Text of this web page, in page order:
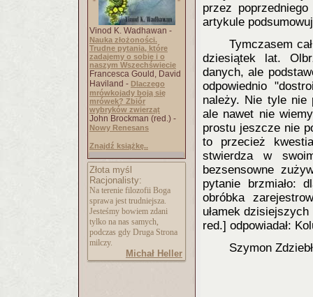
Vinod K. Wadhawan -
Nauka złożoności.
Trudne pytania, które
zadajemy o sobie i o
naszym Wszechświecie
Francesca Gould, David
Haviland - Dlaczego
mrówkojady boją się
mrówek? Zbiór
wybryków zwierząt
John Brockman (red.) -
Nowy Renesans
Znajdź książkę..
Złota myśl
Racjonalisty:
Na terenie filozofii Boga
sprawa jest trudniejsza.
Jesteśmy bowiem zdani
tylko na nas samych,
podczas gdy Druga Strona
milczy.
Michał Heller
przez
artykule
Tymczasem
dziesiątek lat.
danych, ale
odpowiednio
należy. Nie tyle nie
ale nawet nie
prostu jeszcze nie
to przecież
stwierdza w
bezsensowne
pytanie brzmiało:
obróbka
ułamek
red.] odpowiadał:
Szymon